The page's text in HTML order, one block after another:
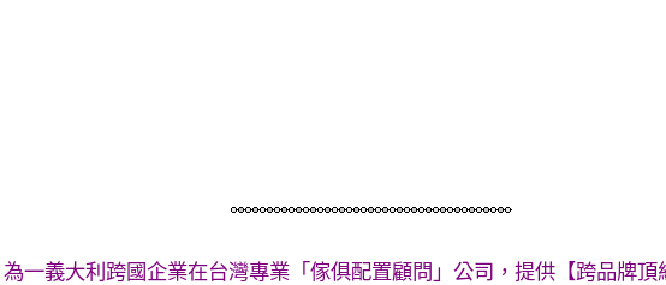
為一義大利跨國企業在台灣專業「傢俱配置顧問」公司 ， 提供【跨品牌頂